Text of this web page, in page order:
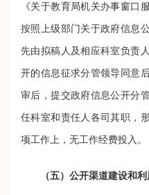
《关于教育局机关办事窗口
按照上级部门关于政府信息
先由拟稿人及相应科室负责
开的信息征求分管领导同意
审后，提交政府信息公开分
任科室和责任人各司其职，
项工作上，无工作经费投入。
（五）公开渠道建设和